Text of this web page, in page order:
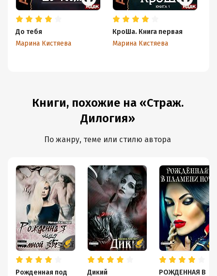
До тебя
Марина Кистяева
КроШа. Книга первая
Марина Кистяева
Книги, похожие на «Страж.
Дилогия»
По жанру, теме или стилю автора
Рожденная под
Дикий
РОЖДЕННАЯ В